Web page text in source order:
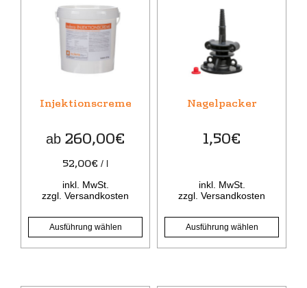
Injektionscreme
ab 260,00€
52,00€ / l
inkl. MwSt.
zzgl. Versandkosten
Ausführung wählen
Dieses
Produkt
Varianten
Optionen
Produktseite
werden
Nagelpacker
1,50€
inkl. MwSt.
zzgl. Versandkosten
Ausführung wählen
Varianten
Optionen
werden